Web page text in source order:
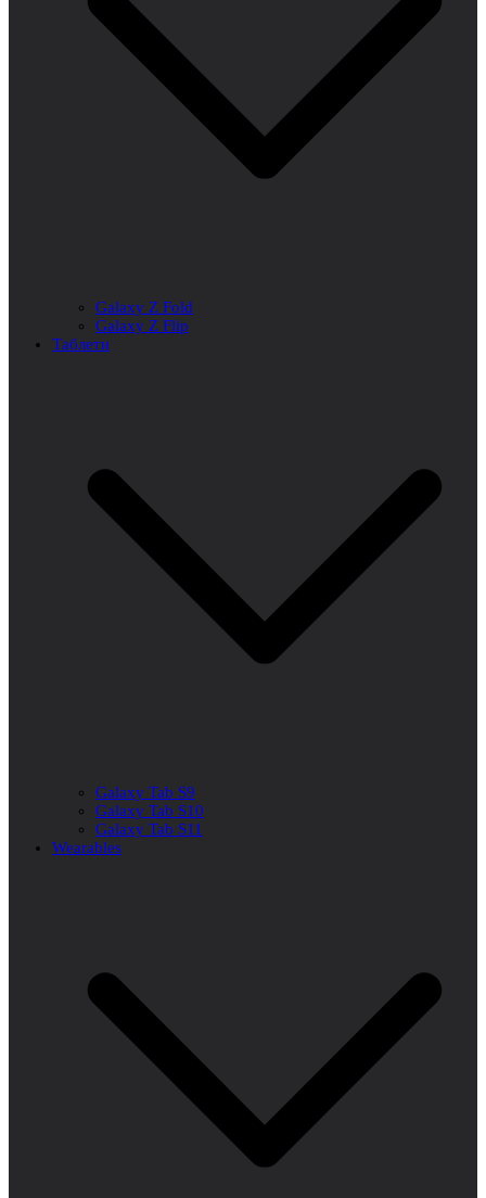
Galaxy Z Fold
Galaxy Z Flip
Таблети
Galaxy Tab S9
Galaxy Tab S10
Galaxy Tab S11
Wearables